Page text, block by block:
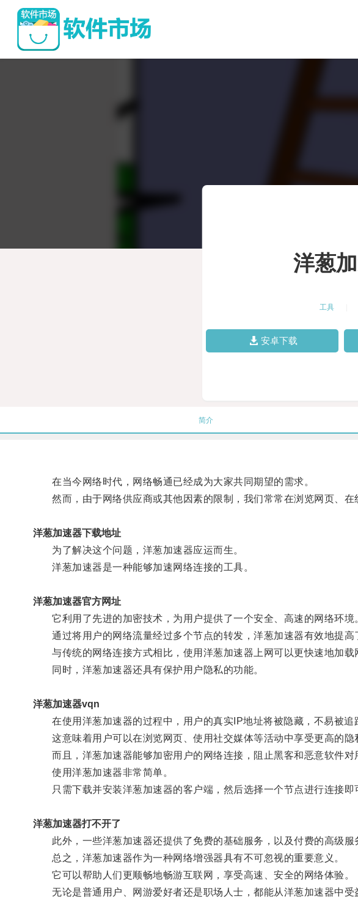
洋葱
工具
安卓下载
简介
在当今网络时代，网络畅通已经成为大家共同期望的需求。
然而，由于网络供应商或其他因素的限制，我们常常在浏览网页、在
洋葱加速器下载地址
为了解决这个问题，洋葱加速器应运而生。
洋葱加速器是一种能够加速网络连接的工具。
洋葱加速器官方网址
它利用了先进的加密技术，为用户提供了一个安全、高速的网络环境
通过将用户的网络流量经过多个节点的转发，洋葱加速器有效地提高
与传统的网络连接方式相比，使用洋葱加速器上网可以更快速地加载
同时，洋葱加速器还具有保护用户隐私的功能。
洋葱加速器vqn
在使用洋葱加速器的过程中，用户的真实IP地址将被隐藏，不易被追
这意味着用户可以在浏览网页、使用社交媒体等活动中享受更高的隐
而且，洋葱加速器能够加密用户的网络连接，阻止黑客和恶意软件对
使用洋葱加速器非常简单。
只需下载并安装洋葱加速器的客户端，然后选择一个节点进行连接即
洋葱加速器打不开了
此外，一些洋葱加速器还提供了免费的基础服务，以及付费的高级服
总之，洋葱加速器作为一种网络增强器具有不可忽视的重要意义。
它可以帮助人们更顺畅地畅游互联网，享受高速、安全的网络体验。
无论是普通用户、网游爱好者还是职场人士，都能从洋葱加速器中受